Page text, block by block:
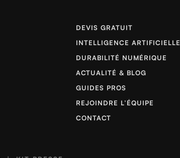
DEVIS GRATUIT
INTELLIGENCE ARTIFICIELLE
DURABILITÉ NUMÉRIQUE
ACTUALITÉ & BLOG
GUIDES PROS
REJOINDRE L’ÉQUIPE
CONTACT